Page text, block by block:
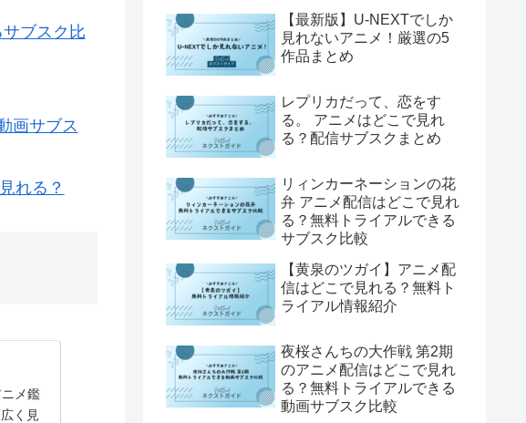
ブスク比
画サブス
れる？
メ鑑
く見
【最新版】U-NEXTでしか
見れないアニメ！厳選の5
作品まとめ
レプリカだって、恋をす
る。 アニメはどこで見れ
る？配信サブスクまとめ
リィンカーネーションの花
弁 アニメ配信はどこで見れ
る？無料トライアルできる
サブスク比較
【黄泉のツガイ】アニメ配
信はどこで見れる？無料ト
ライアル情報紹介
夜桜さんちの大作戦 第2期
のアニメ配信はどこで見れ
る？無料トライアルできる
動画サブスク比較